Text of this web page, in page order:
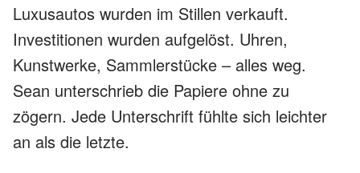
Luxusautos wurden im Stillen verkauft.
Investitionen wurden aufgelöst. Uhren,
Kunstwerke, Sammlerstücke – alles weg.
Sean unterschrieb die Papiere ohne zu
zögern. Jede Unterschrift fühlte sich leichter
an als die letzte.